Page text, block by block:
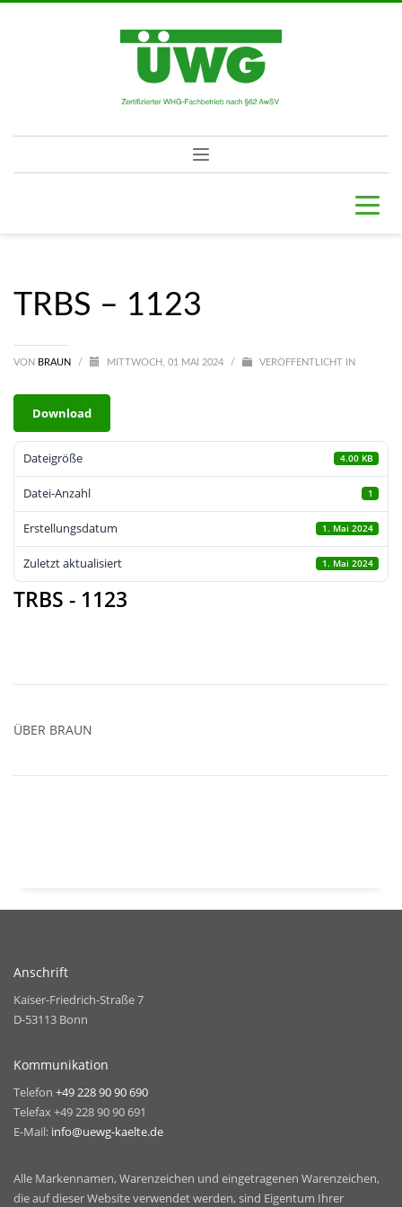
TRBS – 1123
VON BRAUN / MITTWOCH, 01 MAI 2024 / VERÖFFENTLICHT IN
Download
Dateigröße 4.00 KB
Datei-Anzahl 1
Erstellungsdatum 1. Mai 2024
Zuletzt aktualisiert 1. Mai 2024
TRBS - 1123
ÜBER BRAUN
Anschrift
Kaiser-Friedrich-Straße 7
D-53113 Bonn
Kommunikation
Telefon +49 228 90 90 690
Telefax +49 228 90 90 691
E-Mail: info@uewg-kaelte.de
Alle Markennamen, Warenzeichen und eingetragenen Warenzeichen,
die auf dieser Website verwendet werden, sind Eigentum Ihrer